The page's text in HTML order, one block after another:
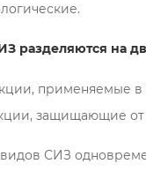
разделяются на
применяемые
защищающие
СИЗ